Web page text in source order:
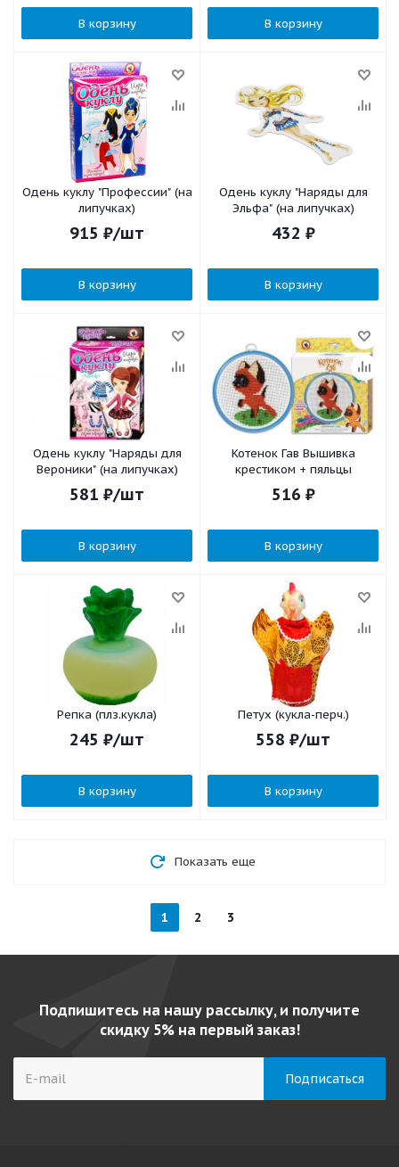
В корзину В корзину
Одень куклу "Профессии" (на
липучках)
915 ₽/шт
В корзину
Одень куклу "Наряды для
Эльфа" (на липучках)
432 ₽
В корзину
Одень куклу "Наряды для
Вероники" (на липучках)
581 ₽/шт
В корзину
Котенок Гав Вышивка
крестиком + пяльцы
516 ₽
В корзину
Репка (плз.кукла)
245 ₽/шт
В корзину
Петух (кукла-перч.)
558 ₽/шт
В корзину
Показать еще
1 2 3
Подпишитесь на нашу рассылку, и получите
скидку 5% на первый заказ!